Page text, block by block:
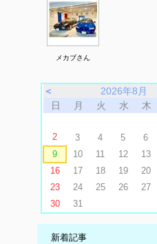
メカブさん
＜
2026年8月
日
月 火 水 木
2
3 4 5 6
9
10 11 12 13
16
17 18 19 20
23
24 25 26 27
30
31
新着記事